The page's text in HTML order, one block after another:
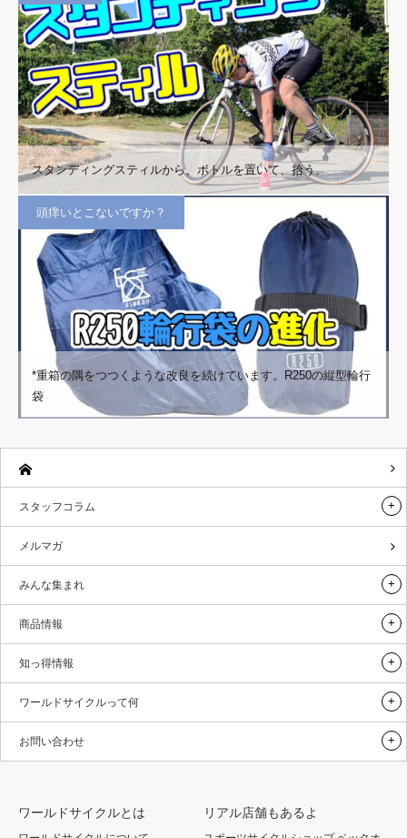
スタンディングスティルから、ボトルを置いて、拾う。
頭痒いとこないですか？
*重箱の隅をつつくような改良を続けています。R250の縦型輪行
袋
スタッフコラム
メルマガ
みんな集まれ
商品情報
知っ得情報
ワールドサイクルって何
お問い合わせ
ワールドサイクルとは リアル店舗もあるよ